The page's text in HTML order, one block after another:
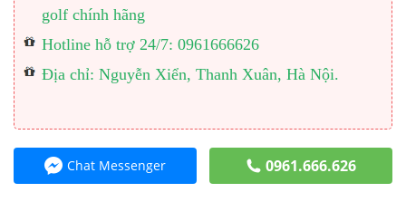
golf chính hãng
Hotline hỗ trợ 24/7: 0961666626
Địa chỉ: Nguyễn Xiển, Thanh Xuân, Hà Nội.
Chat Messenger 0961.666.626